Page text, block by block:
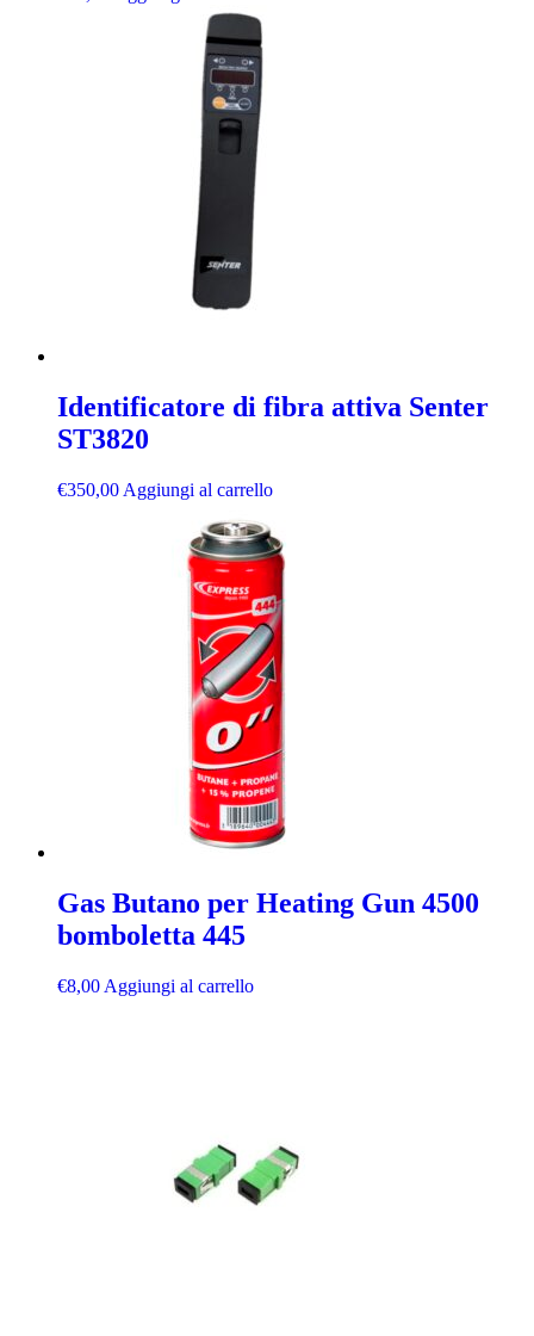
Identificatore di fibra attiva Senter
ST3820
€350,00 Aggiungi al carrello
Gas Butano per Heating Gun 4500
bomboletta 445
€8,00 Aggiungi al carrello